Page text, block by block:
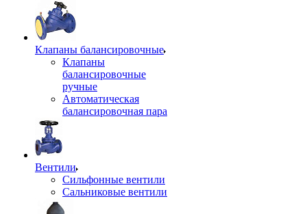
Клапаны балансировочные
Клапаны
балансировочные
ручные
Автоматическая
балансировочная пара
Вентили
Сильфонные вентили
Сальниковые вентили